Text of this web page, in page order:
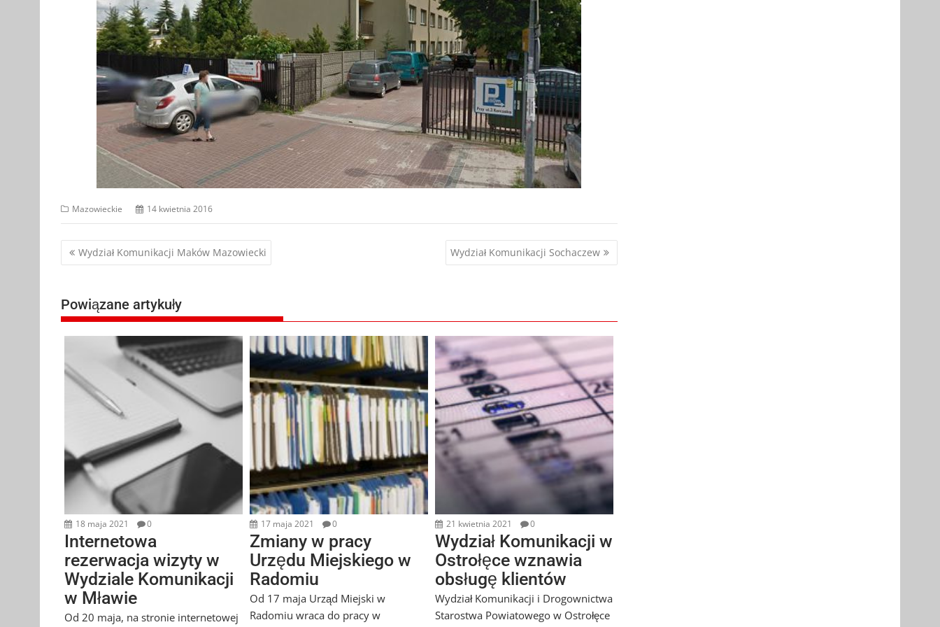
Mazowieckie 14 kwietnia 2016
Nawigacja
Wydział Komunikacji Maków Mazowiecki Wydział Komunikacji Sochaczew
Powiązane artykuły
18 maja 2021 0
Internetowa
rezerwacja wizyty w
Wydziale Komunikacji
w Mławie
Od 20 maja, na stronie internetowej
17 maja 2021 0
Zmiany w pracy
Urzędu Miejskiego w
Radomiu
Od 17 maja Urząd Miejski w
Radomiu wraca do pracy w
21 kwietnia 2021 0
Wydział Komunikacji w
Ostrołęce wznawia
obsługę klientów
Wydział Komunikacji i Drogownictwa
Starostwa Powiatowego w Ostrołęce